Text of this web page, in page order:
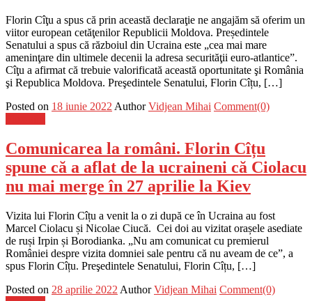
Florin Cîţu a spus că prin această declaraţie ne angajăm să oferim un
viitor european cetăţenilor Republicii Moldova. Președintele
Senatului a spus că războiul din Ucraina este „cea mai mare
ameninţare din ultimele decenii la adresa securităţii euro-atlantice”.
Cîţu a afirmat că trebuie valorificată această oportunitate şi România
şi Republica Moldova. Preşedintele Senatului, Florin Cîțu, […]
Posted on 18 iunie 2022 Author Vidjean Mihai Comment(0)
Comunicarea la români. Florin Cîțu
spune că a aflat de la ucraineni că Ciolacu
nu mai merge în 27 aprilie la Kiev
Vizita lui Florin Cîțu a venit la o zi după ce în Ucraina au fost
Marcel Ciolacu și Nicolae Ciucă. Cei doi au vizitat orașele asediate
de ruși Irpin și Borodianka. „Nu am comunicat cu premierul
României despre vizita domniei sale pentru că nu aveam de ce”, a
spus Florin Cîțu. Preşedintele Senatului, Florin Cîțu, […]
Posted on 28 aprilie 2022 Author Vidjean Mihai Comment(0)